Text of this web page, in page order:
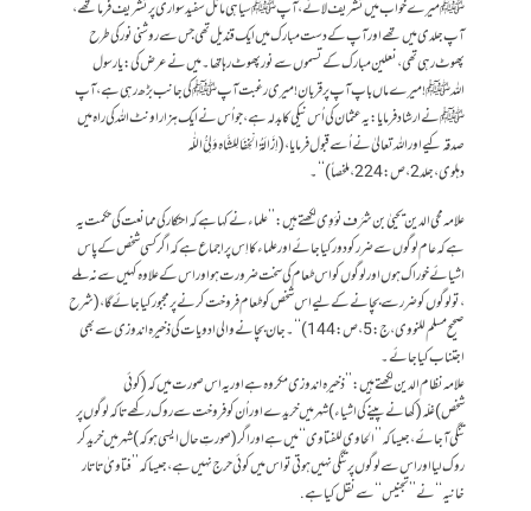
ﷺ میرے خواب میں تشریف لائے ، آپﷺ سیاہی مائل سفید سواری پر تشریف فرماتھے ،
آپ جلدی میں تھے اور آپ کے دست مبارک میں ایک قندیل تھی جس سے روشنی نور کی طرح
پھوٹ رہی تھی، نعلین مبارک کے تسموں سے نور پھوٹ رہا تھا ۔میں نے عرض کی : یارسول
اللہﷺ ! میرے ماں باپ آپ پر قربان! میری رغبت آپ ﷺ کی جانب بڑھ رہی ہے،آپ
ﷺ نے ارشادفرمایا: یہ عثمان کی اُس نیکی کا بدلہ ہے، جو اُس نے ایک ہزار اونٹ اللہ کی راہ میں
صدقہ کیے اور اللہ تعالیٰ نے اُسے قبول فرمایا ،( اِزَالَۃُ الْخِفَالِلشَّاہ وَلِیُّ اللّٰہ
دہلوی،جلد2،ص:224،ملخصاً)‘‘۔
علامہ محی الدین یحییٰ بن شرَف نوَوِی لکھتے ہیں:’’علماء نے کہاہے کہ احتکار کی ممانعت کی حکمت یہ
ہے کہ عام لوگوں سے ضرر کو دورکیاجائے اور علماء کا اِس پر اجماع ہے کہ اگر کسی شخص کے پاس
اشیائے خوراک ہوں اور لوگوں کو اس طعام کی سخت ضرورت ہو اور اس کے علاوہ کہیں سے نہ ملے
،تو لوگوں کو ضرر سے بچانے کے لیے اس شخص کو طعام فروخت کرنے پر مجبور کیاجائے گا ،(شرح
صحیح مسلم للنووی ، ج:5، ص:144)‘‘۔جان بچانے والی ادویات کی ذخیرہ اندوزی سے بھی
اجتناب کیا جائے۔
علامہ نظام الدین لکھتے ہیں :’’ذخیرہ اندوزی مکروہ ہے اور یہ اس صورت میں کہ (کوئی
شخص)غلّہ(کھانے پینے کی اشیاء)شہر میں خریدے اور اُن کو فروخت سے روک رکھے تاکہ لوگوں پر
تنگی آجائے ،جیساکہ ’’الحاوی للفتاوی‘‘ میں ہے اوراگر(صورتِ حال ایسی ہوکہ ) شہر میں خرید کر
روک لیا اور اس سے لوگوں پر تنگی نہیں ہوتی تو اس میں کوئی حرج نہیں ہے ،جیساکہ ’’فتاویٰ تاتار
خانیہ ‘‘ نے’’ تجنیس‘‘ سے نقل کیاہے.